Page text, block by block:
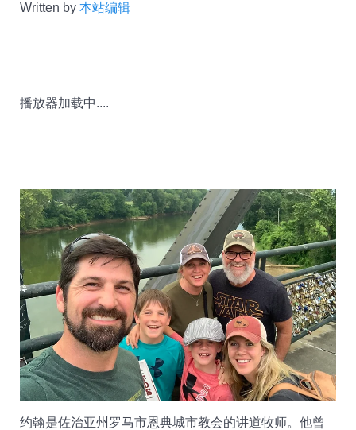
Written by 本站编辑
播放器加载中....
约翰是佐治亚州罗马市恩典城市教会的讲道牧师。他曾